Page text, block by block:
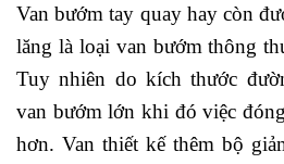
Van bướm tay quay hay còn
lăng là loại van bướm thông
Tuy nhiên do kích thước
van bướm lớn khi đó việc
hơn. Van thiết kế thêm bộ